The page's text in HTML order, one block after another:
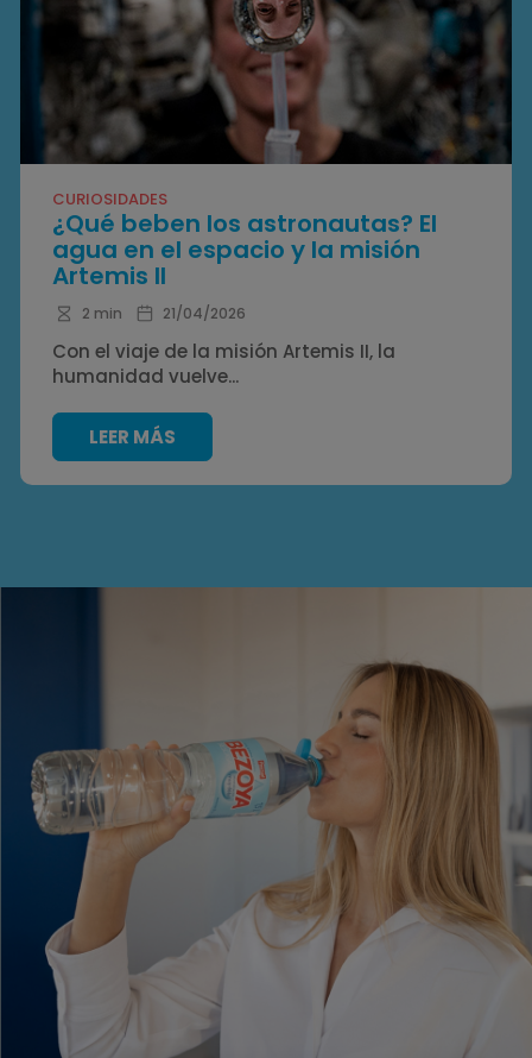
CURIOSIDADES
¿Qué beben los astronautas? El
agua en el espacio y la misión
Artemis II
2 min 21/04/2026
Con el viaje de la misión Artemis II, la
humanidad vuelve...
LEER MÁS